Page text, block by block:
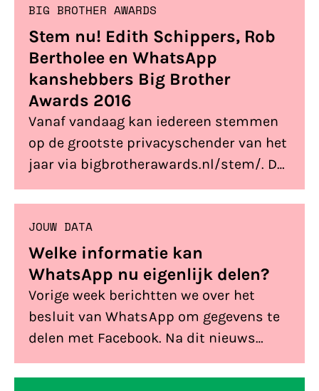
jouw favoriet is? Kijk dan de uitzending
terug en breng stem meteen. (En
anders kan je hieronder nog eens de
korte versies van de nominaties
teruglezen.)
BIG BROTHER AWARDS
Stem nu! Edith Schippers, Rob
Bertholee en WhatsApp
kanshebbers Big Brother
Awards 2016
Vanaf vandaag kan iedereen stemmen
op de grootste privacyschender van het
jaar via bigbrotherawards.nl/stem/. De
genomineerden voor de Big Brother
Awards Publieksprijs 2016 zijn: Edith
Schippers, Rob Bertholee (hoofd AIVD)
en WhatsApp. Stemmen kan tot en met
13 november. De feestelijke uitreiking
van de Big Brother Awards is op 14
november in de Stadsschouwburg
Amsterdam.
JOUW DATA
Welke informatie kan
WhatsApp nu eigenlijk delen?
Vorige week berichtten we over het
besluit van WhatsApp om gegevens te
delen met Facebook. Na dit nieuws
ontvingen we veel vragen over welke
informatie er nu eigenlijk gedeeld kan